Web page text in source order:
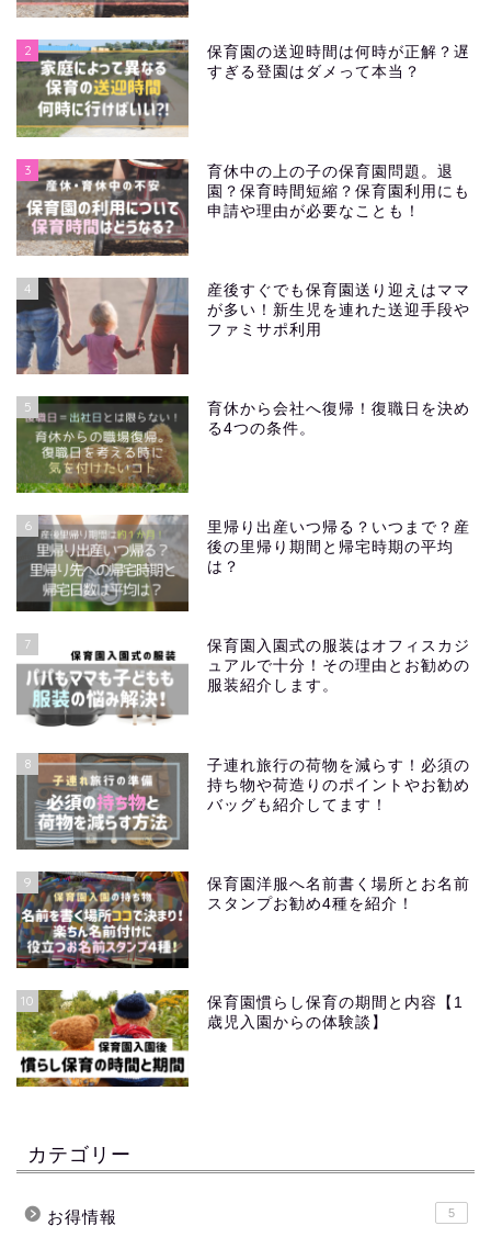
2
保育園の送迎時間は何時が正解？遅
すぎる登園はダメって本当？
3
育休中の上の子の保育園問題。退
園？保育時間短縮？保育園利用にも
申請や理由が必要なことも！
4
産後すぐでも保育園送り迎えはママ
が多い！新生児を連れた送迎手段や
ファミサポ利用
5
育休から会社へ復帰！復職日を決め
る4つの条件。
6
里帰り出産いつ帰る？いつまで？産
後の里帰り期間と帰宅時期の平均
は？
7
保育園入園式の服装はオフィスカジ
ュアルで十分！その理由とお勧めの
服装紹介します。
8
子連れ旅行の荷物を減らす！必須の
持ち物や荷造りのポイントやお勧め
バッグも紹介してます！
9
保育園洋服へ名前書く場所とお名前
スタンプお勧め4種を紹介！
10
保育園慣らし保育の期間と内容【1
歳児入園からの体験談】
カテゴリー
お得情報 5